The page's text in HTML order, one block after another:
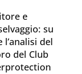
e
su
l’analisi del
del Club